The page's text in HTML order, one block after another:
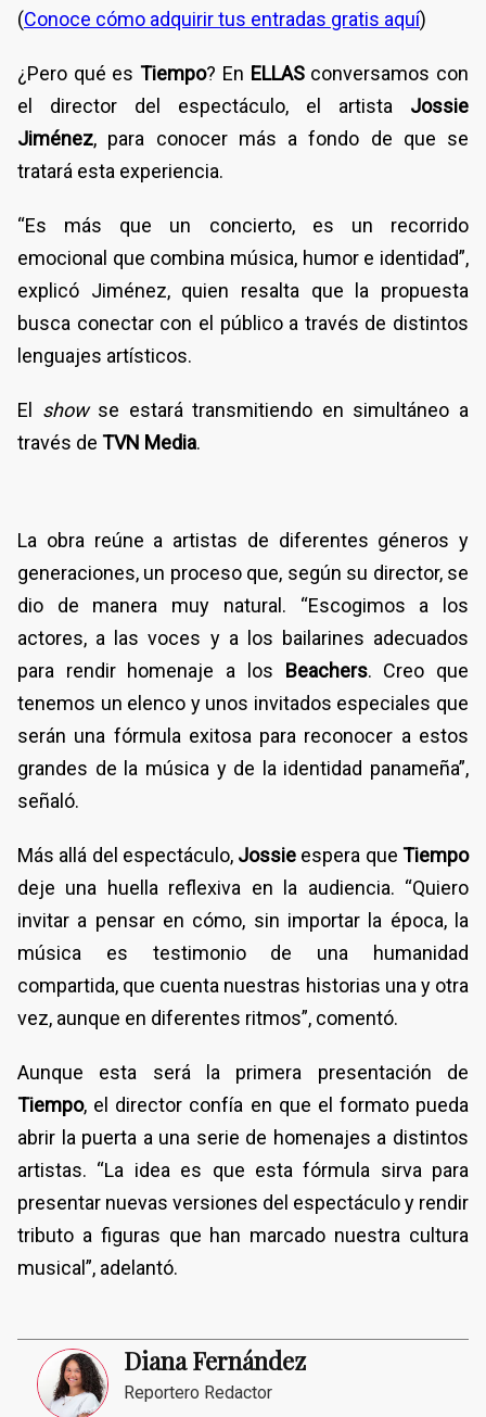
(Conoce cómo adquirir tus entradas gratis aquí)
¿Pero qué esTiempo? En ELLAS conversamos con
el director del espectáculo, el artista Jossie
Jiménez, para conocer más a fondo de que se
tratará esta experiencia.
“Es más que un concierto, es un recorrido
emocional que combina música, humor e identidad”,
explicó Jiménez, quien resalta que la propuesta
busca conectar con el público a través de distintos
lenguajes artísticos.
El show se estará transmitiendo en simultáneo a
través de TVN Media.
La obra reúne a artistas de diferentes géneros y
generaciones, un proceso que, según su director, se
dio de manera muy natural. “Escogimos a los
actores, a las voces y a los bailarines adecuados
para rendir homenaje a los Beachers. Creo que
tenemos un elenco y unos invitados especiales que
serán una fórmula exitosa para reconocer a estos
grandes de la música y de la identidad panameña”,
señaló.
Más allá del espectáculo, Jossie espera queTiempo
deje una huella reflexiva en la audiencia. “Quiero
invitar a pensar en cómo, sin importar la época, la
música es testimonio de una humanidad
compartida, que cuenta nuestras historias una y otra
vez, aunque en diferentes ritmos”, comentó.
Aunque esta será la primera presentación de
Tiempo, el director confía en que el formato pueda
abrir la puerta a una serie de homenajes a distintos
artistas. “La idea es que esta fórmula sirva para
presentar nuevas versiones del espectáculo y rendir
tributo a figuras que han marcado nuestra cultura
musical”, adelantó.
Diana Fernández
Reportero Redactor